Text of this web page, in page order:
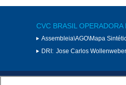
CVC BRASIL OPERADORA
Assembleia\AGO\Mapa
DRI: Jose Carlos